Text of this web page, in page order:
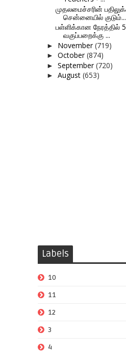
முதலமைச்சரின்
சென்னையில் குடும்...
பள்ளிக்கான நேரத்தில்
வகுப்பறைக்கு ...
► November(719)
► October(874)
► September(720)
► August (653)
Labels
10
11
12
3
4